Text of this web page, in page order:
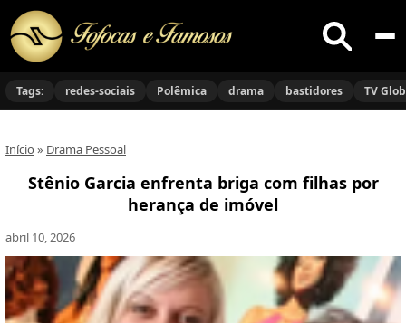
Buscar
no
Tags: redes-sociais Polêmica drama bastidores TV
Início » Drama Pessoal
Stênio Garcia enfrenta briga com filhas por
herança de imóvel
abril 10, 2026